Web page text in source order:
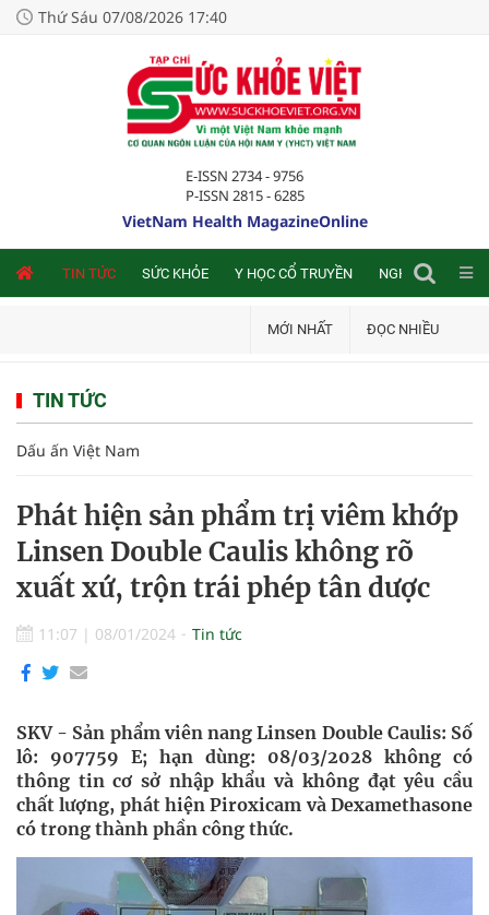
Thứ Sáu 07/08/2026 17:40
E-ISSN 2734 - 9756
P-ISSN 2815 - 6285
VietNam Health MagazineOnline
TIN TỨC SỨC KHỎE Y HỌC CỔ TRUYỀN NGHIÊN CỨU
MỚI NHẤT ĐỌC NHIỀU
TIN TỨC
Dấu ấn Việt Nam
Phát hiện sản phẩm trị viêm khớp
Linsen Double Caulis không rõ
xuất xứ, trộn trái phép tân dược
11:07 | 08/01/2024 Tin tức
SKV - Sản phẩm viên nang Linsen Double Caulis: Số
lô: 907759 E; hạn dùng: 08/03/2028 không có
thông tin cơ sở nhập khẩu và không đạt yêu cầu
chất lượng, phát hiện Piroxicam và Dexamethasone
có trong thành phần công thức.